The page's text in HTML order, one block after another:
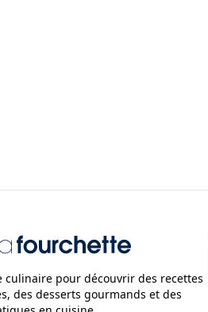
culinaire pour découvrir des recettes
des desserts gourmands et des